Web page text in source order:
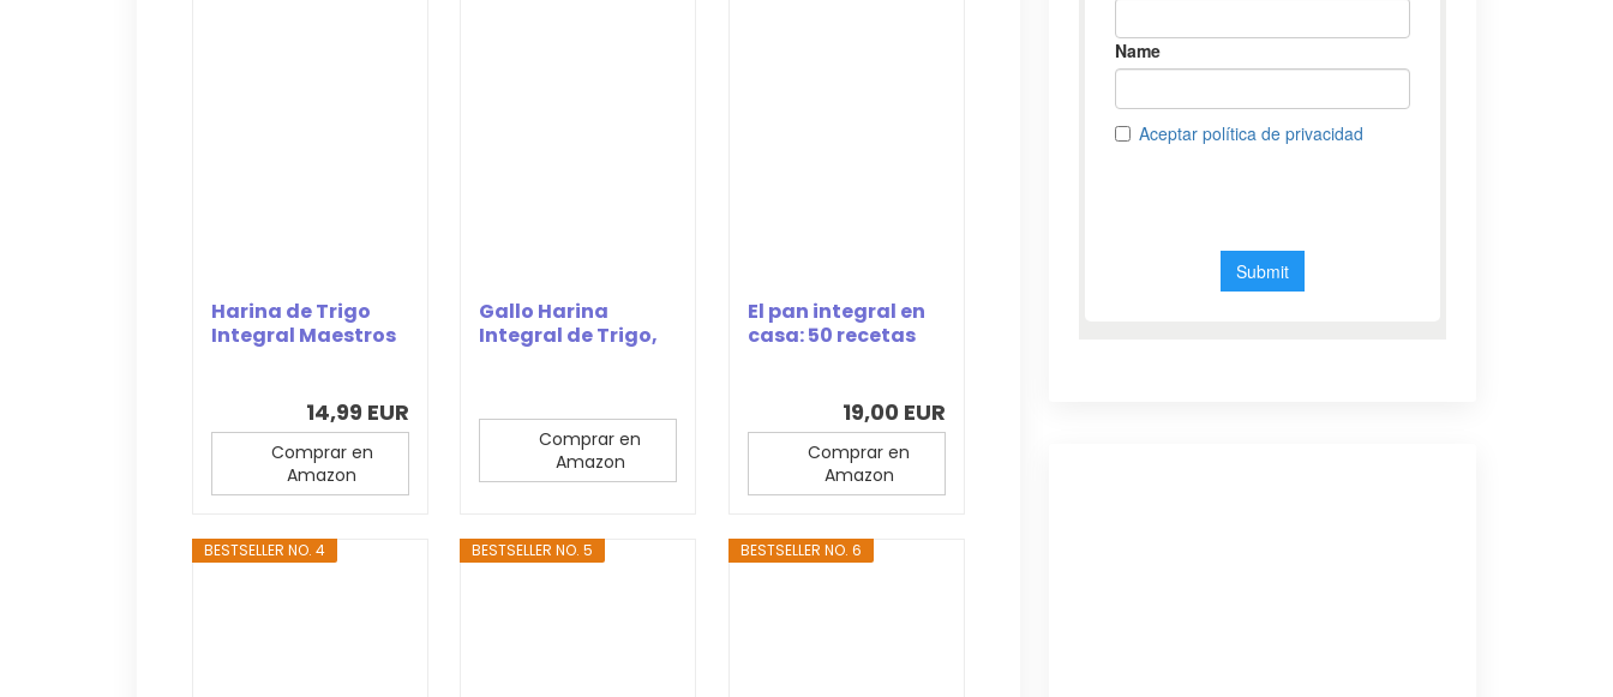
Harina de Trigo
Integral Maestros
14,99 EUR
Comprar en
Amazon
Gallo Harina
Integral de Trigo,
Comprar en
Amazon
El pan integral en
casa: 50 recetas
19,00 EUR
Comprar en
Amazon
BESTSELLER NO. 4 BESTSELLER NO. 5 BESTSELLER NO. 6